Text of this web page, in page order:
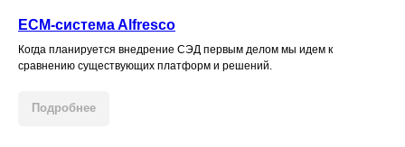
ECM-системa Alfresco
Когда планируется внедрение СЭД первым делом мы идем к
сравнению существующих платформ и решений.
Подробнее